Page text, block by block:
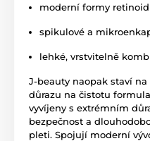
moderní formy
spikulové a
lehké, vrstvitelně
J-beauty naopak staví
důrazu na čistotu
vyvíjeny s extrémním
bezpečnost a
pleti. Spojují moderní